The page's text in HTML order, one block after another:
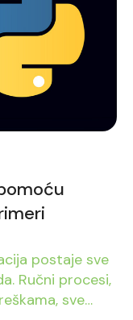
postaje sve
Ručni procesi,
sve